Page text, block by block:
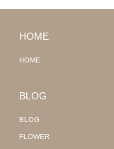
HOME
HOME
BLOG
BLOG
FLOWER